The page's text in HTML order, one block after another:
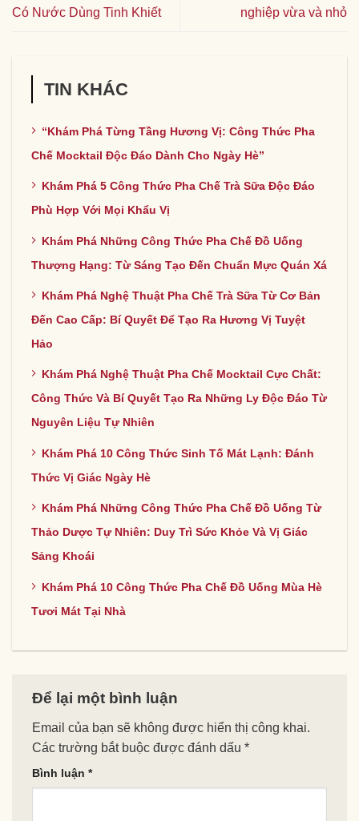
Có Nước Dùng Tinh Khiết
nghiệp vừa và nhỏ
TIN KHÁC
“Khám Phá Từng Tầng Hương Vị: Công Thức Pha
Chế Mocktail Độc Đáo Dành Cho Ngày Hè”
Khám Phá 5 Công Thức Pha Chế Trà Sữa Độc Đáo
Phù Hợp Với Mọi Khẩu Vị
Khám Phá Những Công Thức Pha Chế Đồ Uống
Thượng Hạng: Từ Sáng Tạo Đến Chuẩn Mực Quán Xá
Khám Phá Nghệ Thuật Pha Chế Trà Sữa Từ Cơ Bản
Đến Cao Cấp: Bí Quyết Để Tạo Ra Hương Vị Tuyệt
Hảo
Khám Phá Nghệ Thuật Pha Chế Mocktail Cực Chất:
Công Thức Và Bí Quyết Tạo Ra Những Ly Độc Đáo Từ
Nguyên Liệu Tự Nhiên
Khám Phá 10 Công Thức Sinh Tố Mát Lạnh: Đánh
Thức Vị Giác Ngày Hè
Khám Phá Những Công Thức Pha Chế Đồ Uống Từ
Thảo Dược Tự Nhiên: Duy Trì Sức Khỏe Và Vị Giác
Sảng Khoái
Khám Phá 10 Công Thức Pha Chế Đồ Uống Mùa Hè
Tươi Mát Tại Nhà
Để lại một bình luận
Email của bạn sẽ không được hiển thị công khai.
Các trường bắt buộc được đánh dấu *
Bình luận *